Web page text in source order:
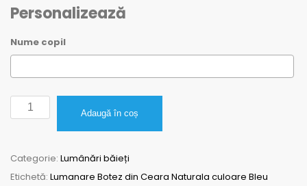
Personalizează
Nume copil
Cantitate
Lumanare
din
Ceara
Adaugă în coș
Categorie: Lumânări băieți
Etichetă: Lumanare Botez din Ceara Naturala culoare Bleu